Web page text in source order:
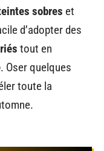
sobres et
d’adopter des
tout en
. Oser quelques
toute la